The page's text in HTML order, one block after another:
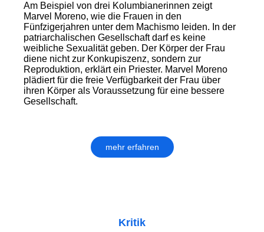
Am Beispiel von drei Kolumbianerinnen zeigt
Marvel Moreno, wie die Frauen in den
Fünfzigerjahren unter dem Machismo leiden. In der
patriarchalischen Gesellschaft darf es keine
weibliche Sexualität geben. Der Körper der Frau
diene nicht zur Konkupiszenz, sondern zur
Reproduktion, erklärt ein Priester. Marvel Moreno
plädiert für die freie Verfügbarkeit der Frau über
ihren Körper als Voraussetzung für eine bessere
Gesellschaft.
mehr erfahren
Kritik